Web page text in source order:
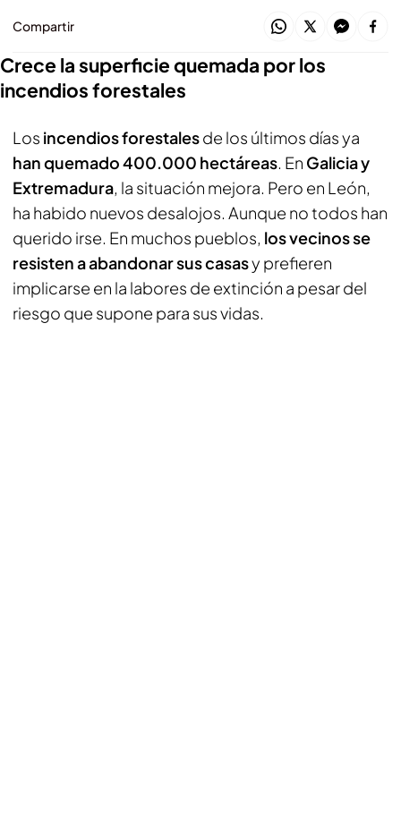
Compartir
Crece la superficie quemada por los
incendios forestales
Los incendios forestalesde los últimos días ya
han quemado 400.000 hectáreas. En Galicia y
Extremadura, la situación mejora. Pero en León,
ha habido nuevos desalojos. Aunque no todos han
querido irse. En muchos pueblos, los vecinos se
resisten a abandonar sus casasy prefieren
implicarse en la labores de extinción a pesar del
riesgo que supone para sus vidas.